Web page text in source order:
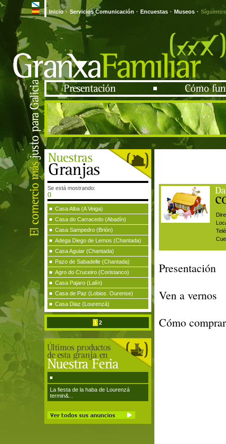
Inicio · Servicios Comunicación · Encuestas · Museos · Síguenos
Se está mostrando:
()
Casa Alba (A Veiga)
Casa do Carracedo (Abadín)
Casa Sampedro (Brión)
Adega Diego de Lemos (Chantada)
Casa Aguiar (Chantada)
Pazo de Sabadelle (Chantada)
Agro do Cruceiro (Coristanco)
Casa Pajaro (Lalín)
Casa de Paz (Lobios. Ourense)
Casa Diaz (Lourenzá)
1 2
La fiesta de la haba de Lourenzá
termin&...
Presentación
Ven a vernos
Cómo comprar